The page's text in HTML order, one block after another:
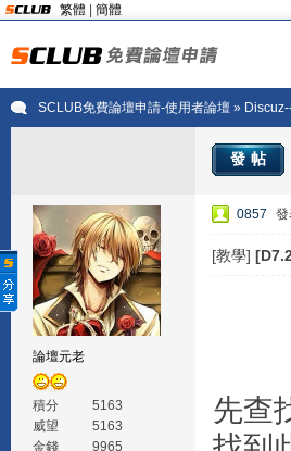
繁體 簡體
SCLUB免費論壇申請-使用者論壇»
發帖
論壇元老
積分
5163
威望
5163
金錢
9965
0857
[教學]
先查